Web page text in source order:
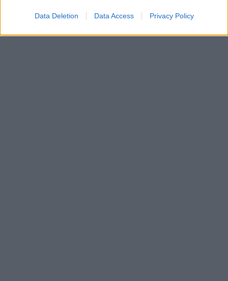
Data Deletion Data Access Privacy Policy